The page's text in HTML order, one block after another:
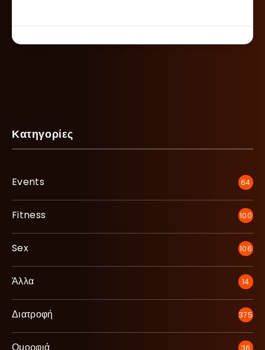
Κατηγορίες
Events 64
Fitness 100
Sex 106
Άλλα 14
Διατροφή 375
Ομορφιά 36